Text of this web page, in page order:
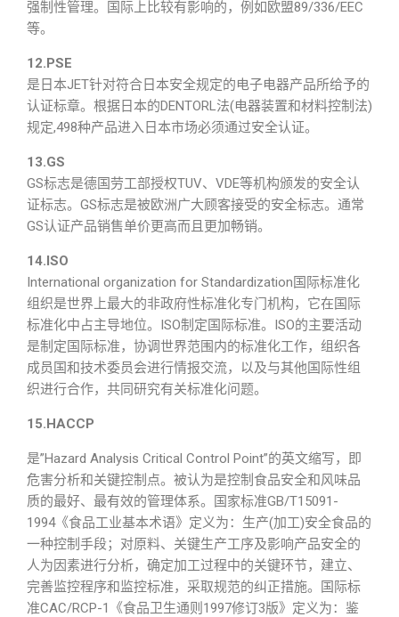
强制性管理。国际上比较有影响的，例如欧盟89/336/EEC
等。
12.PSE
是日本JET针对符合日本安全规定的电子电器产品所给予的
认证标章。根据日本的DENTORL法(电器装置和材料控制法)
规定,498种产品进入日本市场必须通过安全认证。
13.GS
GS标志是德国劳工部授权TUV、VDE等机构颁发的安全认
证标志。GS标志是被欧洲广大顾客接受的安全标志。通常
GS认证产品销售单价更高而且更加畅销。
14.ISO
International organization for Standardization国际标准化
组织是世界上最大的非政府性标准化专门机构，它在国际
标准化中占主导地位。ISO制定国际标准。ISO的主要活动
是制定国际标准，协调世界范围内的标准化工作，组织各
成员国和技术委员会进行情报交流，以及与其他国际性组
织进行合作，共同研究有关标准化问题。
15.HACCP
是”Hazard Analysis Critical Control Point”的英文缩写，即
危害分析和关键控制点。被认为是控制食品安全和风味品
质的最好、最有效的管理体系。国家标准GB/T15091-
1994《食品工业基本术语》定义为：生产(加工)安全食品的
一种控制手段；对原料、关键生产工序及影响产品安全的
人为因素进行分析，确定加工过程中的关键环节，建立、
完善监控程序和监控标准，采取规范的纠正措施。国际标
准CAC/RCP-1《食品卫生通则1997修订3版》定义为：鉴